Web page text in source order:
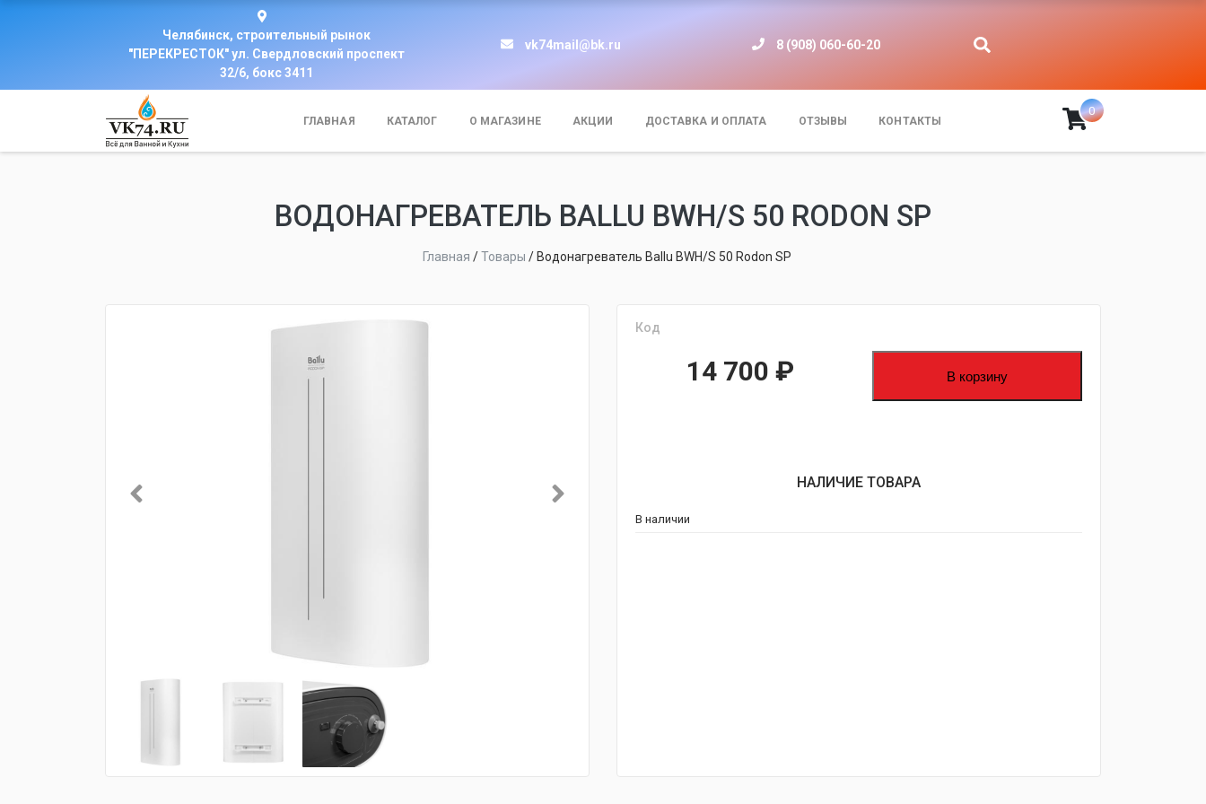
Челябинск, строительный рынок
"ПЕРЕКРЕСТОК" ул. Свердловский проспект
32/6, бокс 3411
vk74mail@bk.ru 8 (908) 060-60-20
ГЛАВНАЯ КАТАЛОГ О МАГАЗИНЕ АКЦИИ ДОСТАВКА И ОПЛАТА ОТЗЫВЫ КОНТАКТЫ
0
ВОДОНАГРЕВАТЕЛЬ BALLU BWH/S 50 RODON SP
Главная /Товары / Водонагреватель Ballu BWH/S 50 Rodon SP
Код
14 700 ₽ В корзину
НАЛИЧИЕ ТОВАРА
В наличии